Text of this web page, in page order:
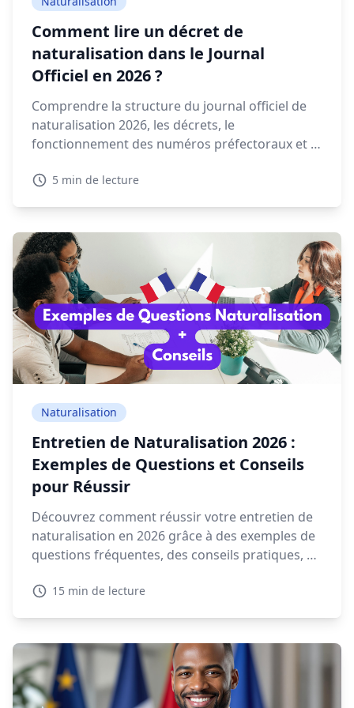
Comment lire un décret de
naturalisation dans le Journal
Officiel en 2026 ?
Comprendre la structure du journal officiel de
naturalisation 2026, les décrets, le
fonctionnement des numéros préfectoraux et la
essentiel pour retrouver votre décret.
5 min de lecture
Naturalisation
Entretien de Naturalisation 2026 :
Exemples de Questions et Conseils
pour Réussir
Découvrez comment réussir votre entretien de
naturalisation en 2026 grâce à des exemples de
questions fréquentes, des conseils pratiques, et
15 min de lecture